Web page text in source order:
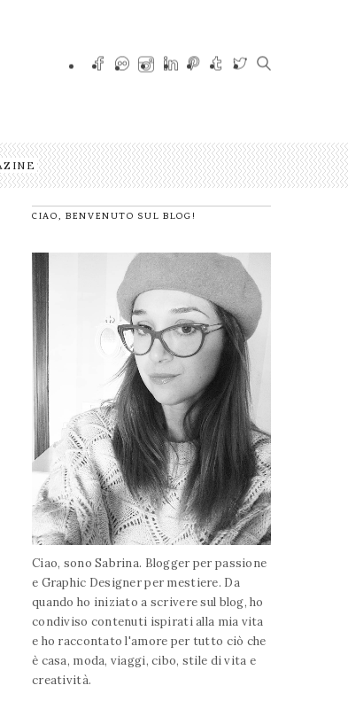
CIAO, BENVENUTO SUL BLOG!
Ciao, sono Sabrina. Blogger per passione
e Graphic Designer per mestiere. Da
quando ho iniziato a scrivere sul blog, ho
condiviso contenuti ispirati alla mia vita
e ho raccontato l'amore per tutto ciò che
è casa, moda, viaggi, cibo, stile di vita e
creatività.